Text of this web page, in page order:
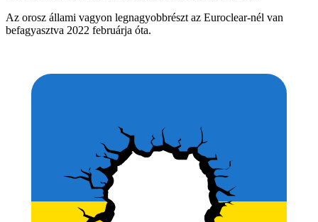
Az orosz állami vagyon legnagyobbrészt az Euroclear-nél van
befagyasztva 2022 februárja óta.